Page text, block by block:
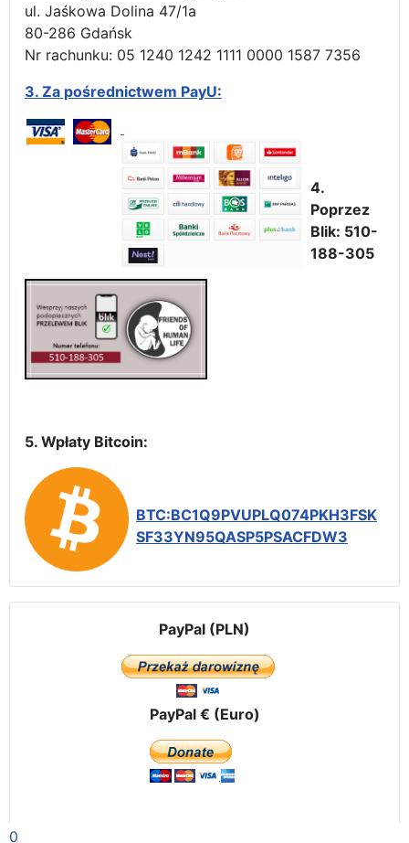
0
ul. Jaśkowa Dolina 47/1a
80-286 Gdańsk
Nr rachunku: 05 1240 1242 1111 0000 1587 7356
3. Za pośrednictwem PayU:
4.
Poprzez
Blik: 510-
188-305
5. Wpłaty Bitcoin:
BTC:BC1Q9PVUPLQ074PKH3FSK
SF33YN95QASP5PSACFDW3
PayPal (PLN)
PayPal € (Euro)